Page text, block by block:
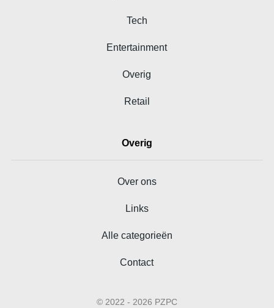
Tech
Entertainment
Overig
Retail
Overig
Over ons
Links
Alle categorieën
Contact
© 2022 - 2026 PZPC